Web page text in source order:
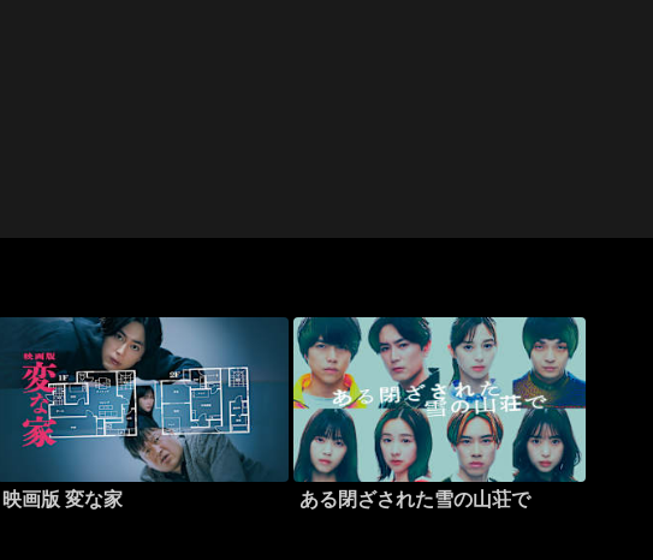
映画版 変な家 ある閉ざされた雪の山荘で